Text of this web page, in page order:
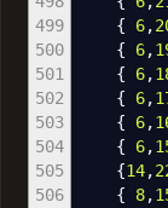
499
500
501
502
503
504
505
506
{
6,
{
6,
{
6,
{
6,
{
6,
{
6,
{14,
{
8,